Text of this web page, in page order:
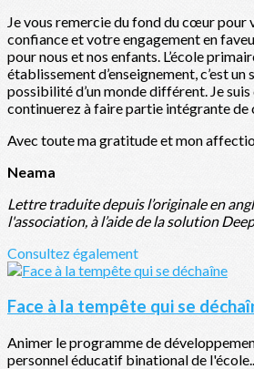
Je vous remercie du fond du cœur
confiance et votre engagement en
pour nous et nos enfants. L’école
établissement d’enseignement, c’est un
possibilité d’un monde différent. Je
continuerez à faire partie intégrante de
Avec toute ma gratitude et mon
Neama
Lettre traduite depuis l’originale en
l'association, à l’aide de la solution
Consultez également
Face à la tempête qui se
Animer le programme de
personnel éducatif binational de